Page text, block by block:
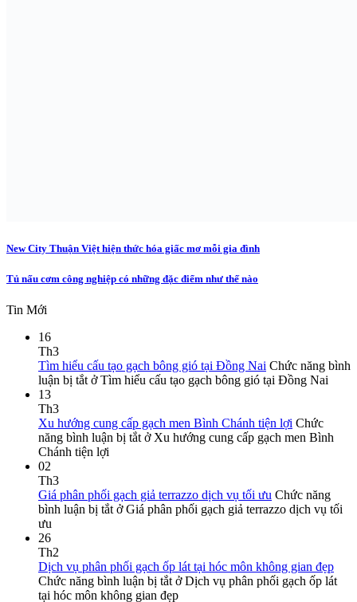
New City Thuận Việt hiện thức hóa giấc mơ mỗi gia đình
Tủ nấu cơm công nghiệp có những đặc điểm như thế nào
Tin Mới
16
Th3
Tìm hiểu cấu tạo gạch bông gió tại Đồng Nai Chức năng bình
luận bị tắt ở Tìm hiểu cấu tạo gạch bông gió tại Đồng Nai
13
Th3
Xu hướng cung cấp gạch men Bình Chánh tiện lợi Chức
năng bình luận bị tắt ở Xu hướng cung cấp gạch men Bình
Chánh tiện lợi
02
Th3
Giá phân phối gạch giả terrazzo dịch vụ tối ưu Chức năng
bình luận bị tắt ở Giá phân phối gạch giả terrazzo dịch vụ tối
ưu
26
Th2
Dịch vụ phân phối gạch ốp lát tại hóc môn không gian đẹp
Chức năng bình luận bị tắt ở Dịch vụ phân phối gạch ốp lát
tại hóc môn không gian đẹp